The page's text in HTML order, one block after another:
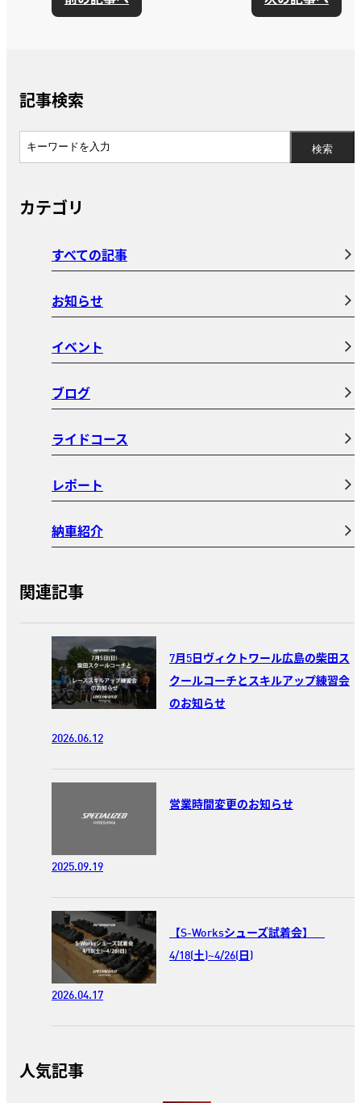
記事検索
カテゴリ
すべての記事
お知らせ
イベント
ブログ
ライドコース
レポート
納車紹介
関連記事
7月5日ヴィクトワール広島の柴田ス
クールコーチとスキルアップ練習会
のお知らせ
2026.06.12
営業時間変更のお知らせ
2025.09.19
【S-Worksシューズ試着会】
4/18(土)~4/26(日)
2026.04.17
人気記事